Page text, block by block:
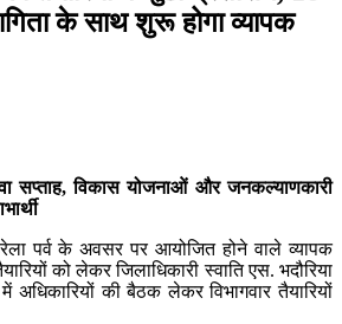
के साथ शुरू होगा व्यापक
सप्ताह, विकास योजनाओं और जनकल्याणकारी
पर्व के अवसर पर आयोजित होने वाले व्यापक
को लेकर जिलाधिकारी स्वाति एस. भदौरिया
अधिकारियों की बैठक लेकर विभागवार तैयारियों